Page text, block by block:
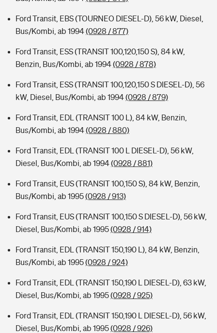
Ford Transit, EBS (TOURNEO DIESEL-D), 56 kW, Diesel,
Bus/Kombi, ab 1994(0928 / 877)
Ford Transit, ESS (TRANSIT 100,120,150 S), 84 kW,
Benzin, Bus/Kombi, ab 1994(0928 / 878)
Ford Transit, ESS (TRANSIT 100,120,150 S DIESEL-D), 56
kW, Diesel, Bus/Kombi, ab 1994(0928 / 879)
Ford Transit, EDL (TRANSIT 100 L), 84 kW, Benzin,
Bus/Kombi, ab 1994(0928 / 880)
Ford Transit, EDL (TRANSIT 100 L DIESEL-D), 56 kW,
Diesel, Bus/Kombi, ab 1994(0928 / 881)
Ford Transit, EUS (TRANSIT 100,150 S), 84 kW, Benzin,
Bus/Kombi, ab 1995(0928 / 913)
Ford Transit, EUS (TRANSIT 100,150 S DIESEL-D), 56 kW,
Diesel, Bus/Kombi, ab 1995(0928 / 914)
Ford Transit, EDL (TRANSIT 150,190 L), 84 kW, Benzin,
Bus/Kombi, ab 1995(0928 / 924)
Ford Transit, EDL (TRANSIT 150,190 L DIESEL-D), 63 kW,
Diesel, Bus/Kombi, ab 1995(0928 / 925)
Ford Transit, EDL (TRANSIT 150,190 L DIESEL-D), 56 kW,
Diesel, Bus/Kombi, ab 1995(0928 / 926)